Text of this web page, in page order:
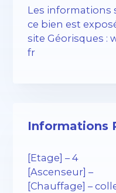
Les informations
ce bien est
site Géorisques :
fr
Informations
[Etage] – 4
[Ascenseur] –
[Chauffage] –